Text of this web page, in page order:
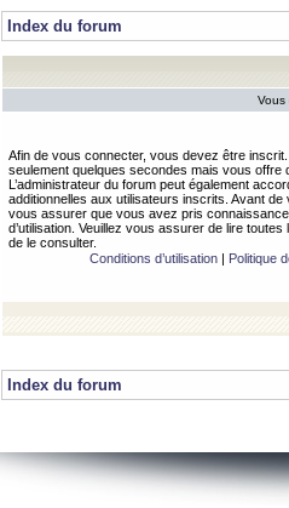
Index du forum
Vous
Afin de vous connecter, vous devez être inscrit.
seulement quelques secondes mais vous offre
L’administrateur du forum peut également
additionnelles aux utilisateurs inscrits. Avant de
vous assurer que vous avez pris
d’utilisation. Veuillez vous assurer de lire
de le consulter.
Conditions d’utilisation| Politique
Index du forum